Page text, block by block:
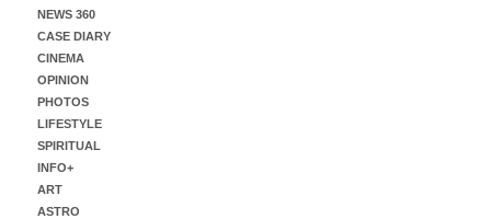
NEWS 360
CASE DIARY
CINEMA
OPINION
PHOTOS
LIFESTYLE
SPIRITUAL
INFO+
ART
ASTRO